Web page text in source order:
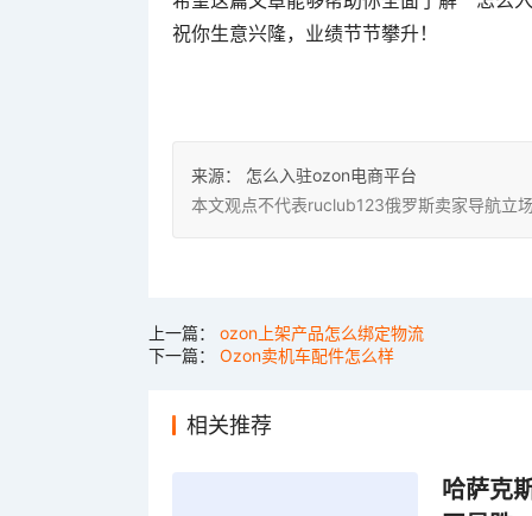
祝你生意兴隆，业绩节节攀升！
来源：
怎么入驻ozon电商平台
本文观点不代表ruclub123俄罗斯卖家导航立
上一篇： ozon上架产品怎么绑定物流
下一篇： Ozon卖机车配件怎么样
相关推荐
哈萨克